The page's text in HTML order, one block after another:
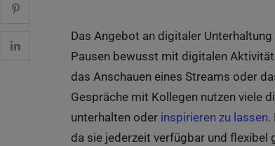
Das Angebot an digitaler
Pausen bewusst mit digitalen
das Anschauen eines Streams oder
Gespräche mit Kollegen nutzen viele
unterhalten oder inspirieren zu lassen.
da sie jederzeit verfügbar und flexibel